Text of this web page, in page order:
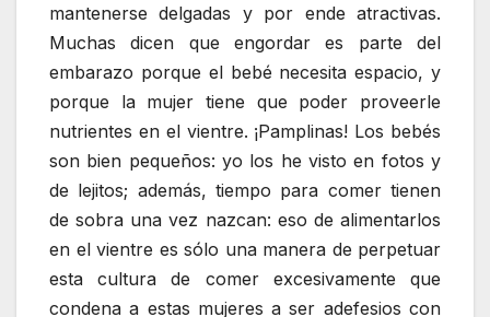
mantenerse delgadas y por ende atractivas.
Muchas dicen que engordar es parte del
embarazo porque el bebé necesita espacio, y
porque la mujer tiene que poder proveerle
nutrientes en el vientre. ¡Pamplinas! Los bebés
son bien pequeños: yo los he visto en fotos y
de lejitos; además, tiempo para comer tienen
de sobra una vez nazcan: eso de alimentarlos
en el vientre es sólo una manera de perpetuar
esta cultura de comer excesivamente que
condena a estas mujeres a ser adefesios con